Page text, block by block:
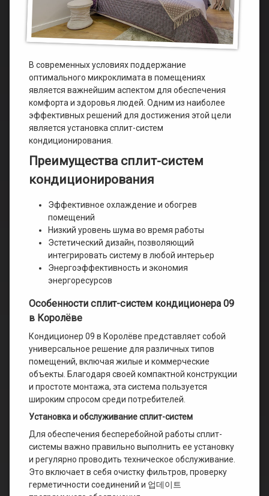
В современных условиях поддержание
оптимального микроклимата в помещениях
является важнейшим аспектом для обеспечения
комфорта и здоровья людей. Одним из наиболее
эффективных решений для достижения этой цели
является установка сплит-систем
кондиционирования.
Преимущества сплит-систем
кондиционирования
Эффективное охлаждение и обогрев
помещений
Низкий уровень шума во время работы
Эстетический дизайн, позволяющий
интегрировать систему в любой интерьер
Энергоэффективность и экономия
энергоресурсов
Особенности сплит-систем кондиционера 09
в Королёве
Кондиционер 09 в Королёве представляет собой
универсальное решение для различных типов
помещений, включая жилые и коммерческие
объекты. Благодаря своей компактной конструкции
и простоте монтажа, эта система пользуется
широким спросом среди потребителей.
Установка и обслуживание сплит-систем
Для обеспечения бесперебойной работы сплит-
системы важно правильно выполнить ее установку
и регулярно проводить техническое обслуживание.
Это включает в себя очистку фильтров, проверку
герметичности соединений и 업데이트